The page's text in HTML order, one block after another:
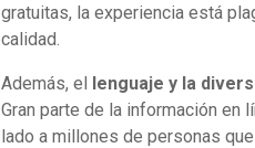
gratuitas, la experiencia está
calidad.
Además, el lenguaje y la
Gran parte de la información en
lado a millones de personas